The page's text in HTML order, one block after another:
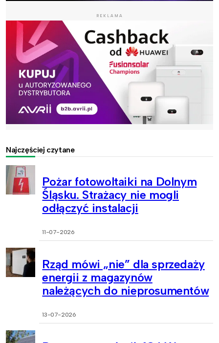
REKLAMA
Najczęściej czytane
Pożar fotowoltaiki na Dolnym
Śląsku. Strażacy nie mogli
odłączyć instalacji
11-07-2026
Rząd mówi „nie” dla sprzedaży
energii z magazynów
należących do nieprosumentów
13-07-2026